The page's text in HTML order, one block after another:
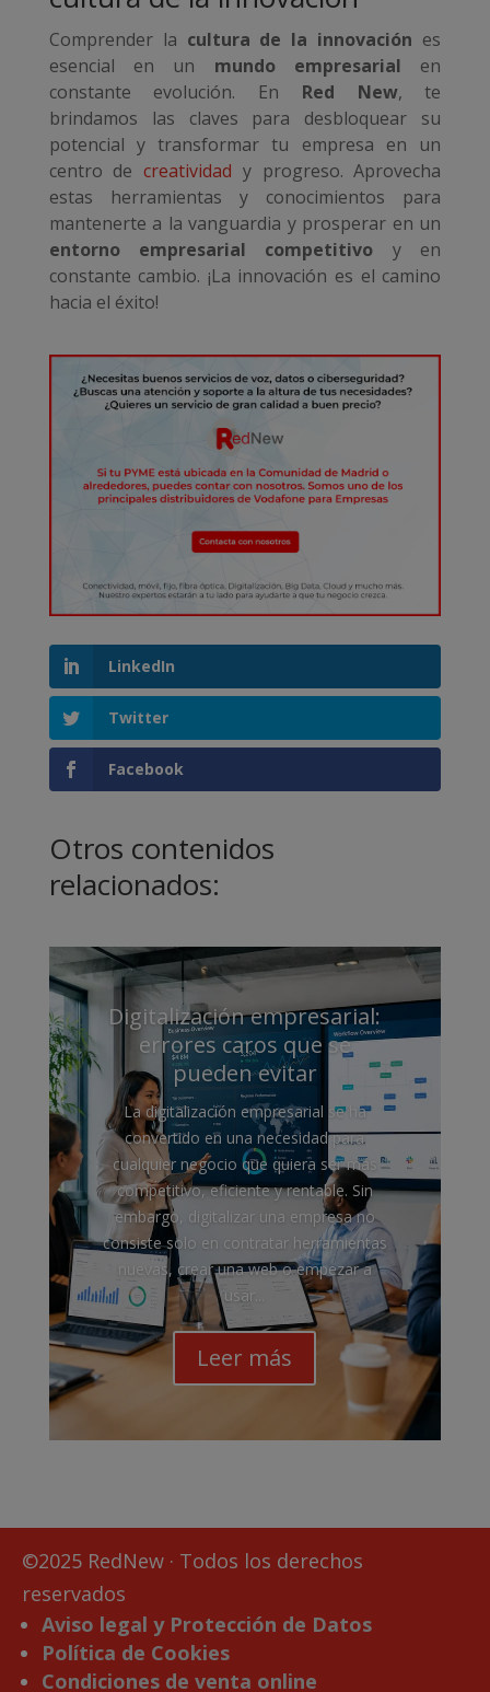
Comprender la cultura de la innovación es
esencial en un mundo empresarial en
constante evolución. En Red New, te
brindamos las claves para desbloquear su
potencial y transformar tu empresa en un
centro decreatividad y progreso. Aprovecha
estas herramientas y conocimientos para
mantenerte a la vanguardia y prosperar en un
entorno empresarial competitivo y en
constante cambio. ¡La innovación es el camino
hacia el éxito!
LinkedIn
Twitter
Facebook
Otros contenidos
relacionados:
Digitalización empresarial:
errores caros que se
pueden evitar
La digitalización empresarial se ha
convertido en una necesidad para
cualquier negocio que quiera ser más
competitivo, eficiente y rentable. Sin
embargo, digitalizar una empresa no
consiste solo en contratar herramientas
nuevas, crear una web o empezar a
usar...
Leer más
©2025 RedNew · Todos los derechos
reservados
Aviso legal y Protección de Datos
Política de Cookies
Condiciones de venta online